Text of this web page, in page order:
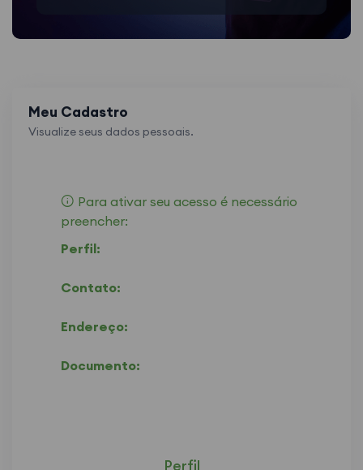
Meu Cadastro
Visualize seus dados pessoais.
Para ativar seu acesso é necessário
preencher:
Perfil:
Contato:
Endereço:
Documento:
Perfil